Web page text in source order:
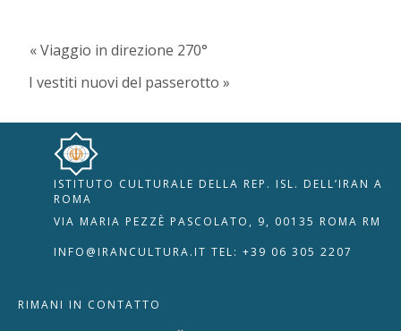
« Viaggio in direzione 270°
I vestiti nuovi del passerotto »
ISTITUTO CULTURALE DELLA REP. ISL. DELL’IRAN A
ROMA
VIA MARIA PEZZÈ PASCOLATO, 9, 00135 ROMA RM
INFO@IRANCULTURA.IT TEL: +39 06 305 2207
RIMANI IN CONTATTO
RIPRISTINA 🇮🇹 🇬🇧